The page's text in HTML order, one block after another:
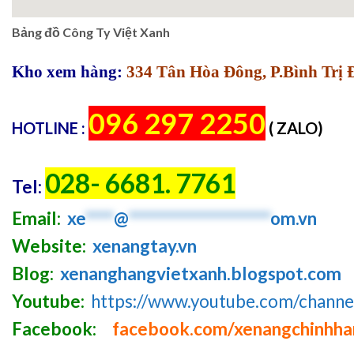
Bảng đồ Công Ty Việt Xanh
Kho xem hàng: 334 Tân Hòa Đông, P.Bình Trị
HOTLINE : 096 297 2250 ( ZALO)
Tel: 028- 6681. 7761
Email: xe****@********************om.vn
Website: xenangtay.vn
Blog: xenanghangvietxanh.blogspot.com
Youtube: https://www.youtube.com/
Facebook:
facebook.com/